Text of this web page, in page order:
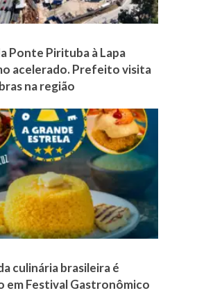
Ponte Pirituba à Lapa
acelerado. Prefeito visita
na região
culinária brasileira é
em Festival Gastronômico